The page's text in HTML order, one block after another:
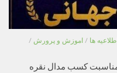
اطلاعیه ها / اموزش و پرورش /
مناسبت کسب مدال نقره